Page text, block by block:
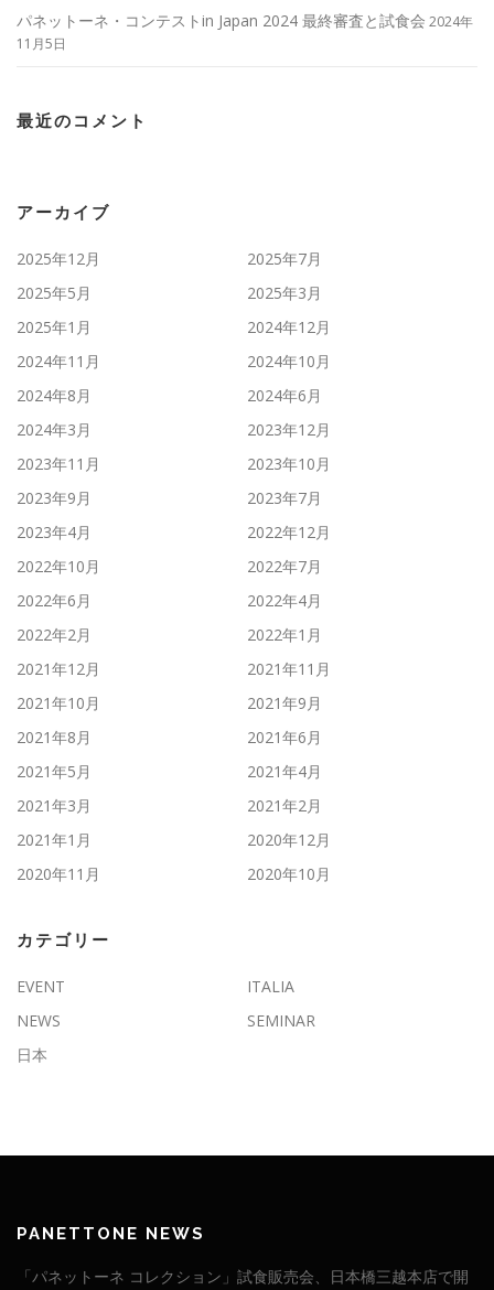
パネットーネ・コンテストin Japan 2024 最終審査と試食会 2024年
11月5日
最近のコメント
アーカイブ
2025年12月
2025年7月
2025年5月
2025年3月
2025年1月
2024年12月
2024年11月
2024年10月
2024年8月
2024年6月
2024年3月
2023年12月
2023年11月
2023年10月
2023年9月
2023年7月
2023年4月
2022年12月
2022年10月
2022年7月
2022年6月
2022年4月
2022年2月
2022年1月
2021年12月
2021年11月
2021年10月
2021年9月
2021年8月
2021年6月
2021年5月
2021年4月
2021年3月
2021年2月
2021年1月
2020年12月
2020年11月
2020年10月
カテゴリー
EVENT
ITALIA
NEWS
SEMINAR
日本
PANETTONE NEWS
「パネットーネ コレクション」試食販売会、日本橋三越本店で開